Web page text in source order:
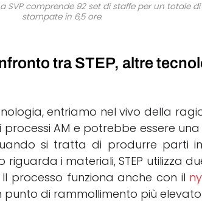
SVP comprende 92 set di staffe per un totale di
stampate in 6,5 ore.
tra STEP, altre
entriamo nel vivo della
AM e potrebbe essere
si tratta di produrre parti in
i materiali, STEP utilizza
processo funziona anche con il
di rammollimento più elevato.